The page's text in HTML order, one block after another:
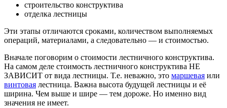
строительство конструктива
отделка лестницы
Эти этапы отличаются сроками, количеством выполняемых
операций, материалами, а следовательно — и стоимостью.
Вначале поговорим о стоимости лестничного конструктива.
На самом деле стоимость лестничного конструктива НЕ
ЗАВИСИТ от вида лестницы. Т.е. неважно, это маршевая или
винтовая лестница. Важна высота будущей лестницы и её
ширина. Чем выше и шире — тем дороже. Но именно вид
значения не имеет.